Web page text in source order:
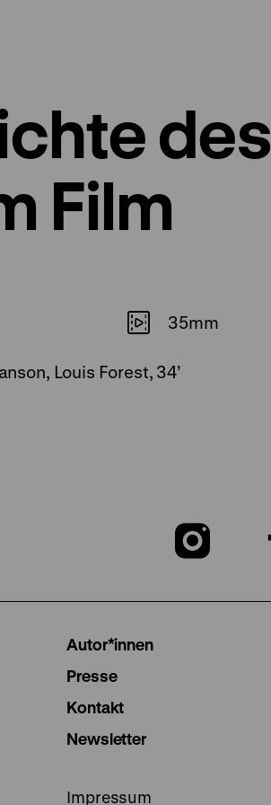
des
Film
35mm
Louis Forest, 34’
Zu
Autor*innen
Presse
Kontakt
Newsletter
Impressum